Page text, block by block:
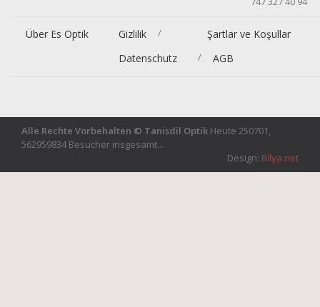
Über Es Optik Gizlilik /
Datenschutz
Şartlar ve Koşullar
/ AGB
Alle Rechte Vorbehalten © Tanisdil Optik Heute 250701,
562959834 Besucher insgesamt...
Design: Bilya.net